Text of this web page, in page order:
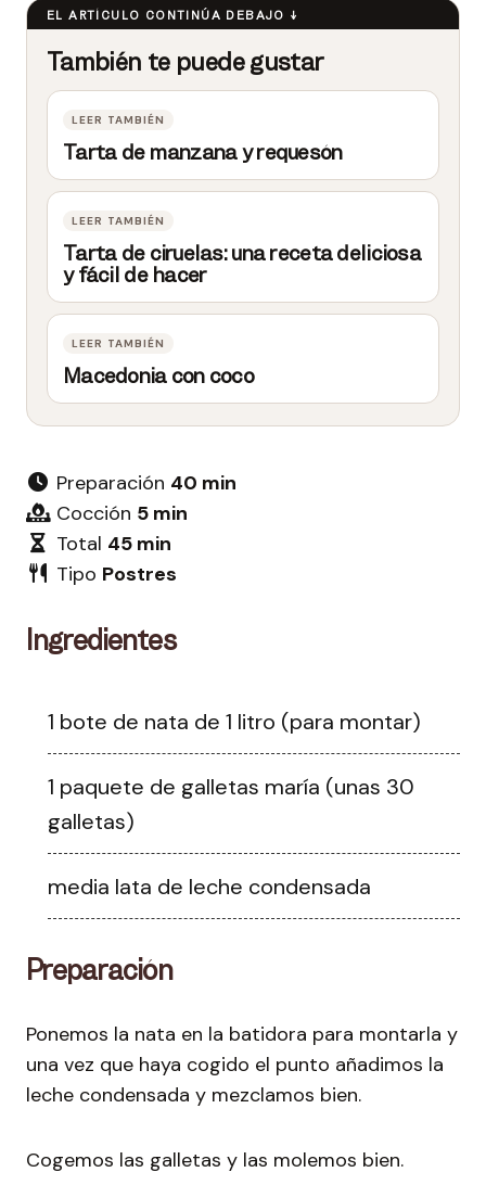
Tarta de manzana y requesón
Tarta de ciruelas: una receta deliciosa
y fácil de hacer
Macedonia con coco
Preparación 40 min
Cocción 5 min
Total 45 min
Tipo Postres
Ingredientes
1 bote de nata de 1 litro (para montar)
1 paquete de galletas maría (unas 30
galletas)
media lata de leche condensada
Preparación
Ponemos la nata en la batidora para montarla y
una vez que haya cogido el punto añadimos la
leche condensada y mezclamos bien.
Cogemos las galletas y las molemos bien.